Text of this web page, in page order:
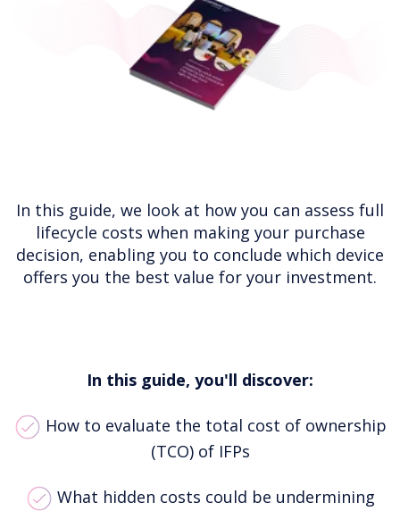
In this guide, we look at how you can assess full
lifecycle costs when making your purchase
decision, enabling you to conclude which device
offers you the best value for your investment.
In this guide, you'll discover:
How to evaluate the total cost of ownership
(TCO) of IFPs
What hidden costs could be undermining